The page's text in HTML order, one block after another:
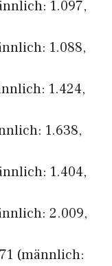
1.097,
1.088,
1.424,
1.638,
1.404,
2.009,
(männlich: